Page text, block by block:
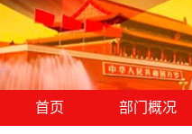
首页 部门概况